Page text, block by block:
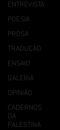
ENTREVISTA
POESIA
PROSA
TRADUÇÃO
ENSAIO
GALERIA
OPINIÃO
CADERNOS
DA
PALESTINA